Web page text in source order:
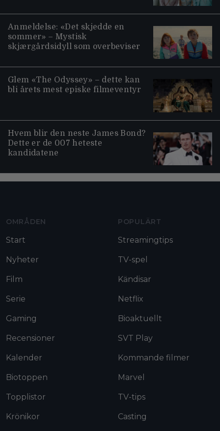
Anmeldelse: «Det skjedde en
sommer» – Mystisk
skjærgårdsidyll som overbeviser
Glem «The Odyssey» – dette kan
bli årets mest episke filmeventyr
Hvem blir den neste James Bond?
Dette er de 007 heteste
kandidatene
OMRÅDEN
Start
Nyheter
Film
Serie
Gaming
Recensioner
Kalender
Biotoppen
Topplistor
Krönikor
POPULÄRT
Streamingtips
TV-spel
Kändisar
Netflix
Bioaktuellt
SVT Play
Kommande filmer
Marvel
TV-tips
Casting